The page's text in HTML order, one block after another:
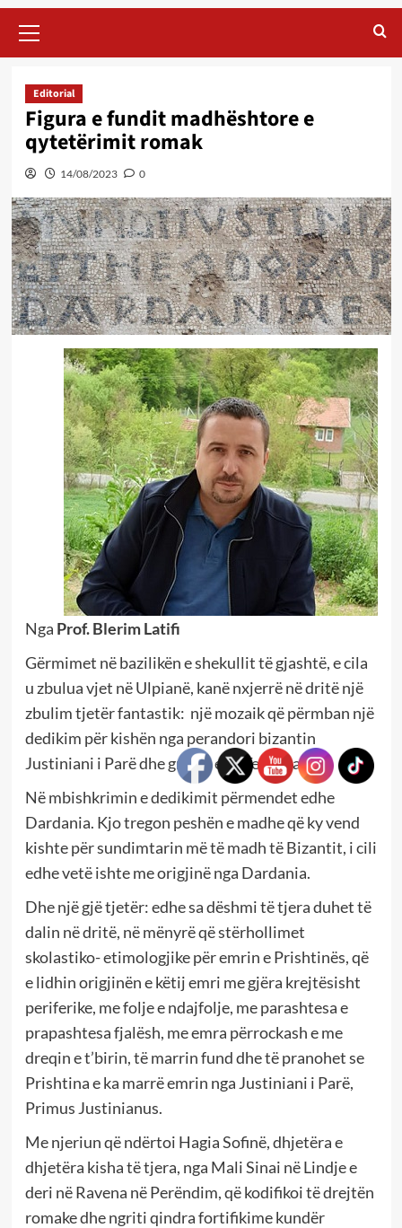
Menu
Editorial
Figura e fundit madhështore e
qytetërimit romak
14/08/2023 0
Nga Prof. Blerim Latifi
Gërmimet në bazilikën e shekullit të gjashtë, e cila
u zbulua vjet në Ulpianë, kanë nxjerrë në dritë një
zbulim tjetër fantastik: një mozaik që përmban një
dedikim për kishën nga perandori bizantin
Justiniani i Parë dhe gruaja e tij Teodora.
Në mbishkrimin e dedikimit përmendet edhe
Dardania. Kjo tregon peshën e madhe që ky vend
kishte për sundimtarin më të madh të Bizantit, i cili
edhe vetë ishte me origjinë nga Dardania.
Dhe një gjë tjetër: edhe sa dëshmi të tjera duhet të
dalin në dritë, në mënyrë që stërhollimet
skolastiko- etimologjike për emrin e Prishtinës, që
e lidhin origjinën e këtij emri me gjëra krejtësisht
periferike, me folje e ndajfolje, me parashtesa e
prapashtesa fjalësh, me emra përrockash e me
dreqin e t’birin, të marrin fund dhe të pranohet se
Prishtina e ka marrë emrin nga Justiniani i Parë,
Primus Justinianus.
Me njeriun që ndërtoi Hagia Sofinë, dhjetëra e
dhjetëra kisha të tjera, nga Mali Sinai në Lindje e
deri në Ravena në Perëndim, që kodifikoi të drejtën
romake dhe ngriti qindra fortifikime kundër